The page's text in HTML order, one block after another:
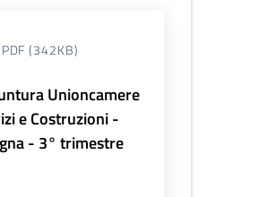
PDF (342KB)
Unioncamere
e Costruzioni -
- 3° trimestre